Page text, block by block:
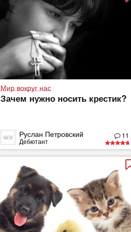
Мир вокруг нас
Зачем нужно носить крестик?
Руслан Петровский
Дебютант
11